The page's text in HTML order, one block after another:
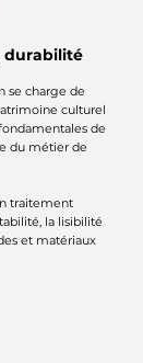
durabilité
se charge de
culturel
de
du métier de
traitement
la lisibilité
et matériaux